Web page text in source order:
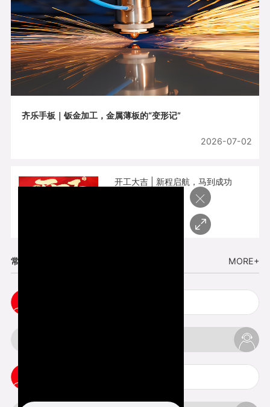
齐乐手板｜钣金加工，金属薄板的“变形记”
2026-07-02
开工大吉 | 新程启航，马到成功
常见问题 MORE+
×